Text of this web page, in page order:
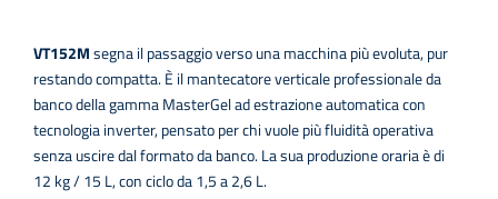
VT152Msegna il passaggio verso una macchina più evoluta, pur
restando compatta. È il mantecatore verticale professionale da
banco della gamma MasterGel ad estrazione automatica con
tecnologia inverter, pensato per chi vuole più fluidità operativa
senza uscire dal formato da banco. La sua produzione oraria è di
12 kg / 15 L, con ciclo da 1,5 a 2,6 L.